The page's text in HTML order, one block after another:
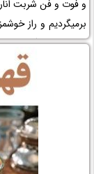
و فوت و فن شربت
برمیگردیم و راز
شربت انار و گریپ
تهیه شربت انار و
نم نمک بخوانید.